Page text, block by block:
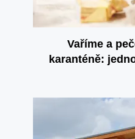
Vaříme a
karanténě: